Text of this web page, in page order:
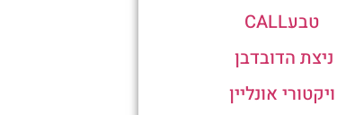
טבעCALL
ניצת הדובדבן
ויקטורי אונליין